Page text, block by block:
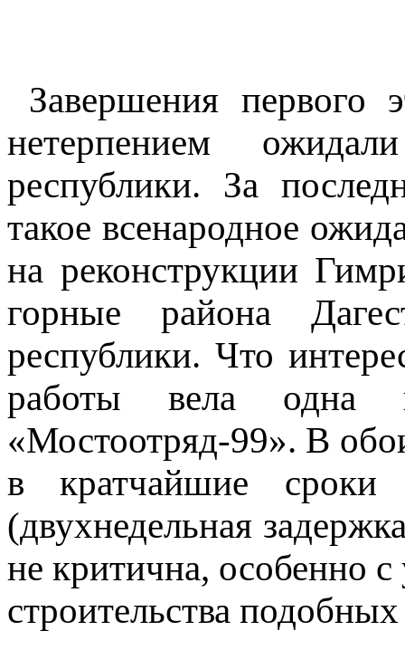
Завершения первого
нетерпением
республики. За
такое всенародное
на реконструкции
горные района
республики. Что
работы вела
«Мостоотряд-99». В
в кратчайшие
(двухнедельная
не критична, особенно
строительства